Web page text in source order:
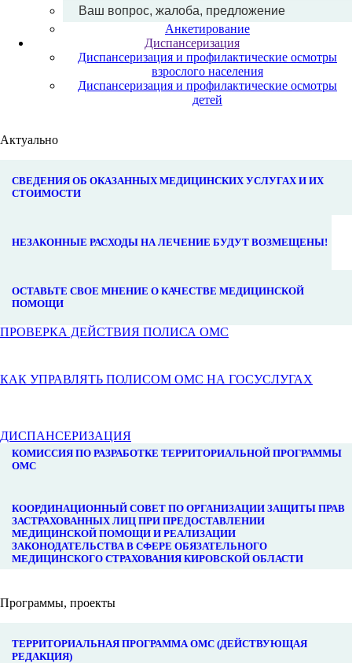
Ваш вопрос, жалоба, предложение
Анкетирование
Диспансеризация
Диспансеризация и профилактические осмотры
взрослого населения
Диспансеризация и профилактические осмотры
детей
Актуально
СВЕДЕНИЯ ОБ ОКАЗАННЫХ МЕДИЦИНСКИХ УСЛУГАХ И ИХ
СТОИМОСТИ
НЕЗАКОННЫЕ РАСХОДЫ НА ЛЕЧЕНИЕ БУДУТ ВОЗМЕЩЕНЫ!
ОСТАВЬТЕ СВОЕ МНЕНИЕ О КАЧЕСТВЕ МЕДИЦИНСКОЙ
ПОМОЩИ
ПРОВЕРКА ДЕЙСТВИЯ ПОЛИСА ОМС
КАК УПРАВЛЯТЬ ПОЛИСОМ ОМС НА ГОСУСЛУГАХ
ДИСПАНСЕРИЗАЦИЯ
КОМИССИЯ ПО РАЗРАБОТКЕ ТЕРРИТОРИАЛЬНОЙ ПРОГРАММЫ
ОМС
КООРДИНАЦИОННЫЙ СОВЕТ ПО ОРГАНИЗАЦИИ ЗАЩИТЫ ПРАВ
ЗАСТРАХОВАННЫХ ЛИЦ ПРИ ПРЕДОСТАВЛЕНИИ
МЕДИЦИНСКОЙ ПОМОЩИ И РЕАЛИЗАЦИИ
ЗАКОНОДАТЕЛЬСТВА В СФЕРЕ ОБЯЗАТЕЛЬНОГО
МЕДИЦИНСКОГО СТРАХОВАНИЯ КИРОВСКОЙ ОБЛАСТИ
Программы, проекты
ТЕРРИТОРИАЛЬНАЯ ПРОГРАММА ОМС (ДЕЙСТВУЮЩАЯ
РЕДАКЦИЯ)